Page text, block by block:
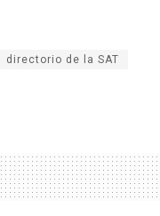
directorio de la SAT